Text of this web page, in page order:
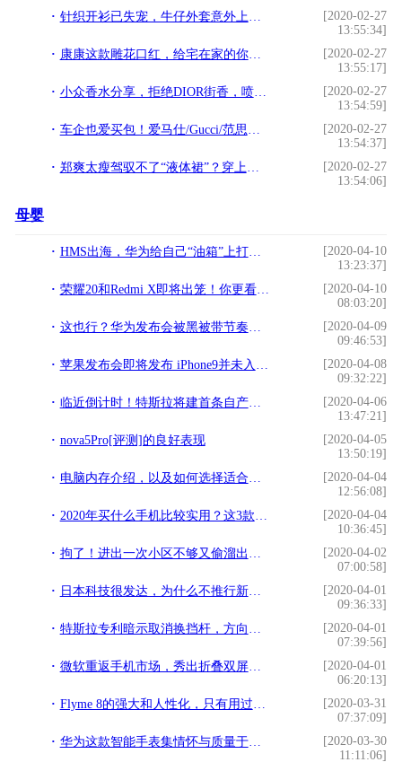
针织开衫已失宠，牛仔外套意外上榜，拿出压箱底随意搭都超时尚
[2020-02-27
13:55:34]
康康这款雕花口红，给宅在家的你一个色彩
[2020-02-27
13:55:17]
小众香水分享，拒绝DIOR街香，喷上就有人问你要香水链接
[2020-02-27
13:54:59]
车企也爱买包！爱马仕/Gucci/范思哲，盘点与车企联手的时尚品牌
[2020-02-27
13:54:37]
郑爽太瘦驾驭不了“液体裙”？穿上后让观众挪不开眼
[2020-02-27
13:54:06]
母婴
HMS出海，华为给自己“油箱”上打的一块补丁
[2020-04-10
13:23:37]
荣耀20和Redmi X即将出笼！你更看好谁？
[2020-04-10
08:03:20]
这也行？华为发布会被黑被带节奏，服务器分布图变行政地图？
[2020-04-09
09:46:53]
苹果发布会即将发布 iPhone9并未入库 或许还要再等一段时间才发布
[2020-04-08
09:32:22]
临近倒计时！特斯拉将建首条自产电池生产线，计划落户美国
[2020-04-06
13:47:21]
nova5Pro[评测]的良好表现
[2020-04-05
13:50:19]
电脑内存介绍，以及如何选择适合自己的内存？
[2020-04-04
12:56:08]
2020年买什么手机比较实用？这3款千元机不会让你失望，性价比高
[2020-04-04
10:36:45]
拘了！进出一次小区不够又偷溜出去，齐市男子遇劝阻摔坏工作人员手机
[2020-04-02
07:00:58]
日本科技很发达，为什么不推行新能源汽车？专家是这么说的
[2020-04-01
09:36:33]
特斯拉专利暗示取消换挡杆，方向盘加触摸屏
[2020-04-01
07:39:56]
微软重返手机市场，秀出折叠双屏新机
[2020-04-01
06:20:13]
Flyme 8的强大和人性化，只有用过才知道
[2020-03-31
07:37:09]
华为这款智能手表集情怀与质量于一身，功能很实用，性价比还很高
[2020-03-30
11:11:06]